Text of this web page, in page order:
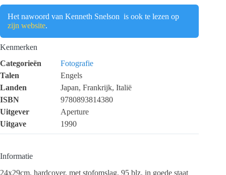
Het nawoord van Kenneth Snelson is ook te lezen op
zijn website.
Kenmerken
Categorieën
Fotografie
Talen
Engels
Landen
Japan, Frankrijk, Italië
ISBN
9780893814380
Uitgever
Aperture
Uitgave
1990
Informatie
24x29cm, hardcover, met stofomslag, 95 blz, in goede staat